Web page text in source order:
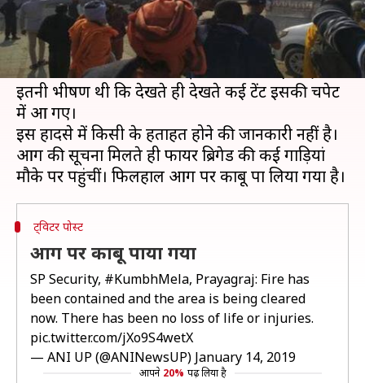
मंगलवार से शुरू होने वाले कुंभ मेले में आज सुबह एक
सिलेंडर फटने से अफरा-तफरी का माहौल बन गया।
सिलेंडर फटने से दिगंबर अखाड़े में आग लग गई। यह आग
इतनी भीषण थी कि देखते ही देखते कई टेंट इसकी चपेट
में आ गए।
इस हादसे में किसी के हताहत होने की जानकारी नहीं है।
आग की सूचना मिलते ही फायर ब्रिगेड की कई गाड़ियां
ट्विटर पोस्ट
आग पर काबू पाया गया
SP Security, #KumbhMela, Prayagraj: Fire has
been contained and the area is being cleared
now. There has been no loss of life or injuries.
pic.twitter.com/jXo9S4wetX
— ANI UP (@ANINewsUP) January 14, 2019
आपने 20% पढ़ लिया है